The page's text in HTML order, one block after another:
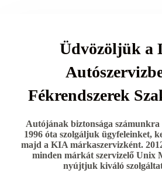
Üdvözöljük a
Fékrendszerek
Autójának biztonsága
1996 óta szolgáljuk ügyfeleinket,
majd a KIA márkaszervizként.
minden márkát szervizelő Unix
nyújtjuk kiváló